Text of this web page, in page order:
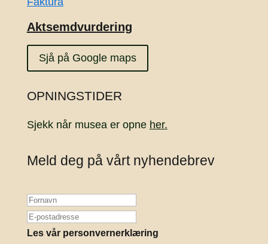
Aktsemdvurdering
Sjå på Google maps
OPNINGSTIDER
Sjekk når musea er opne her.
Meld deg på vårt nyhendebrev
Les vår personvernerklæring